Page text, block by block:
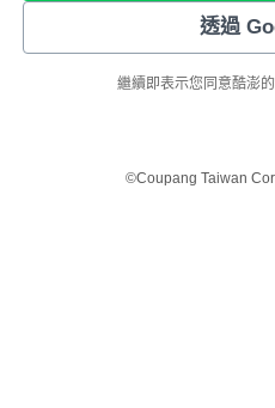
透過
繼續即表示您同意酷澎的
©Coupang Taiwan